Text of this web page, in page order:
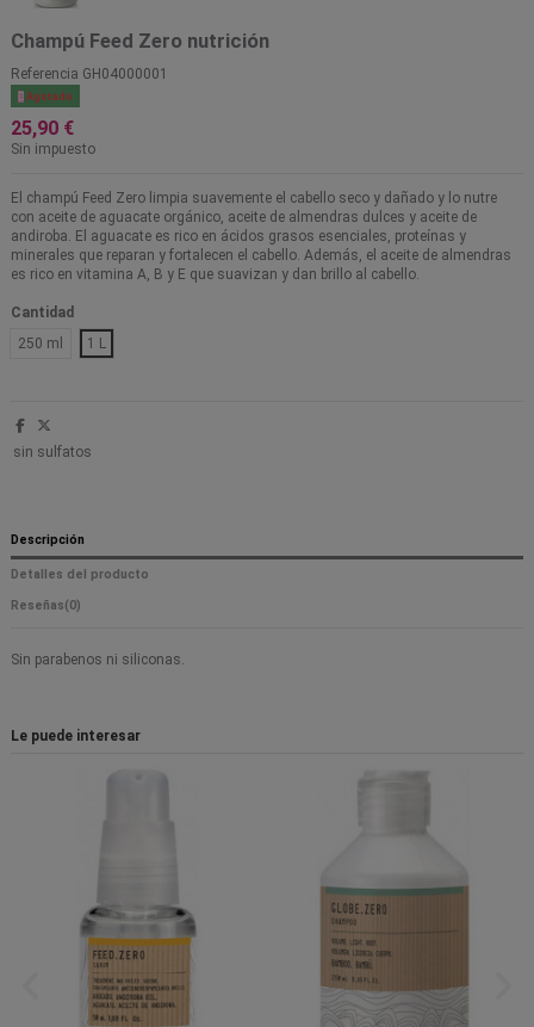
Champú Feed Zero nutrición
Referencia GH04000001
 Agotado
25,90 €
Sin impuesto
El champú Feed Zero limpia suavemente el cabello seco y dañado y lo nutre
con aceite de aguacate orgánico, aceite de almendras dulces y aceite de
andiroba. El aguacate es rico en ácidos grasos esenciales, proteínas y
minerales que reparan y fortalecen el cabello. Además, el aceite de almendras
es rico en vitamina A, B y E que suavizan y dan brillo al cabello.
Cantidad
250 ml
1 L
sin sulfatos
Descripción
Detalles del producto
Reseñas(0)
Sin parabenos ni siliconas.
Le puede interesar